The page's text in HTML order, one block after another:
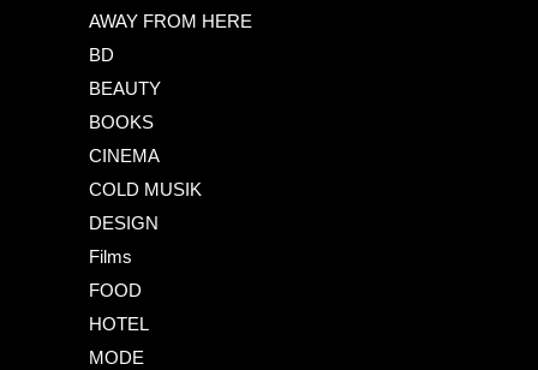
AWAY FROM HERE
BD
BEAUTY
BOOKS
CINEMA
COLD MUSIK
DESIGN
Films
FOOD
HOTEL
MODE